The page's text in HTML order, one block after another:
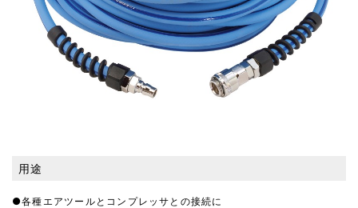
用途
●各種エアツールとコンプレッサとの接続に